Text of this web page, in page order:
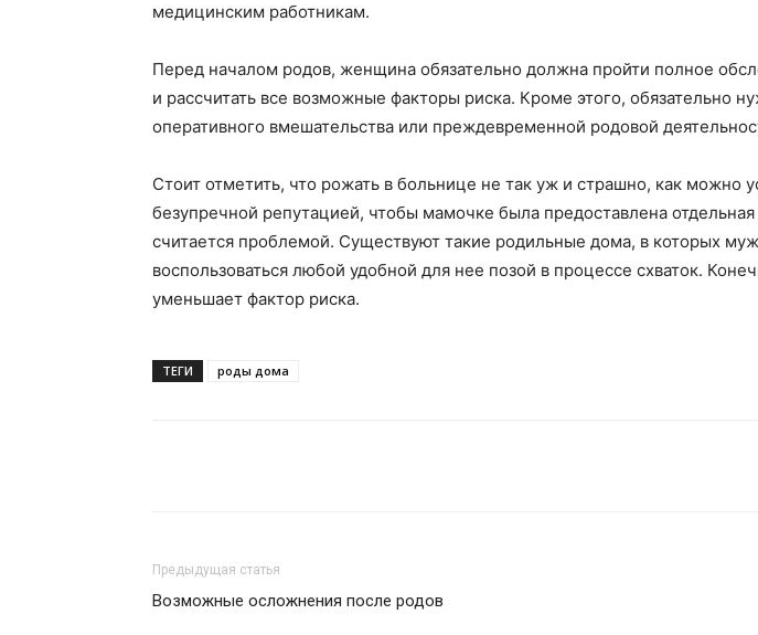
медицинским работникам.
Перед началом родов, женщина обязательно должна пройти полное
и рассчитать все возможные факторы риска. Кроме этого, обязательно
оперативного вмешательства или преждевременной родовой
Стоит отметить, что рожать в больнице не так уж и страшно, как
безупречной репутацией, чтобы мамочке была предоставлена
считается проблемой. Существуют такие родильные дома, в которых
воспользоваться любой удобной для нее позой в процессе схваток.
уменьшает фактор риска.
ТЕГИ роды дома
Предыдущая статья
Возможные осложнения после родов